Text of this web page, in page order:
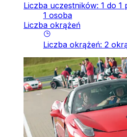
Liczba uczestników: 1 do 1
1 osoba
Liczba okrążeń
Liczba okrążeń: 2